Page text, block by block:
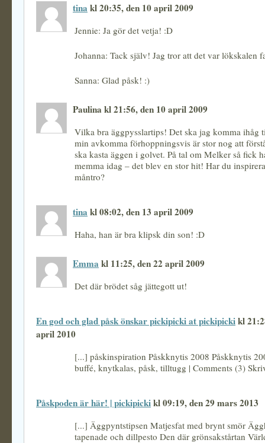
tina kl 20:35, den 10 april 2009
Jennie: Ja gör det vetja! :D
Johanna: Tack själv! Jag tror att det var lökskalen
Sanna: Glad påsk! :)
Paulina kl 21:56, den 10 april 2009
Vilka bra äggpysslartips! Det ska jag komma ihåg
min avkomma förhoppningsvis är stor nog att
ska kasta äggen i golvet. På tal om Melker så fick
memma idag – det blev en stor hit! Har du
måntro?
tina kl 08:02, den 13 april 2009
Haha, han är bra klipsk din son! :D
Emma kl 11:25, den 22 april 2009
Det där brödet såg jättegott ut!
En god och glad påsk önskar pickipicki at pickipickikl
april 2010
[...] påskinspiration Påskknytis 2008 Påskknytis
buffé, knytkalas, påsk, tilltugg | Comments (3)
Påskpoden är här! | pickipickikl 09:19, den 29 mars 2013
[...] Äggpyntstipsen Matjesfat med brynt smör
tapenade och dillpesto Den där grönsakstårtan